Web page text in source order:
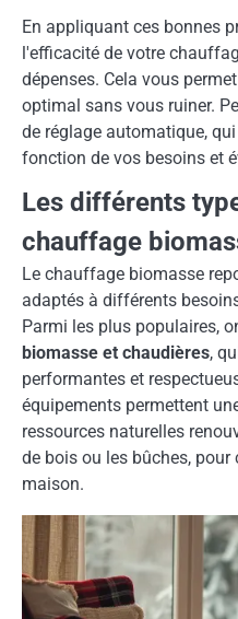
En appliquant ces bonnes
l'efficacité de votre
dépenses. Cela vous
optimal sans vous ruiner.
de réglage automatique,
fonction de vos besoins et
Les différents
chauffage
Le chauffage biomasse
adaptés à différents
Parmi les plus populaires,
biomasse et chaudières,
performantes et
équipements permettent
ressources naturelles
de bois ou les bûches,
maison.